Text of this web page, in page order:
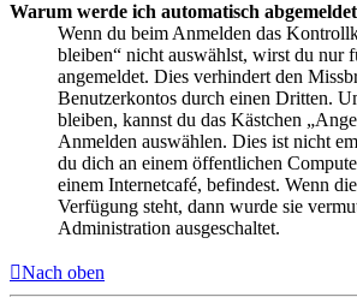
Warum werde ich automatisch
Wenn du beim Anmelden das
bleiben“ nicht auswählst, wirst du nur
angemeldet. Dies verhindert den
Benutzerkontos durch einen Dritten.
bleiben, kannst du das Kästchen
Anmelden auswählen. Dies ist nicht
du dich an einem öffentlichen
einem Internetcafé, befindest. Wenn
Verfügung steht, dann wurde sie
Administration ausgeschaltet.
Nach oben